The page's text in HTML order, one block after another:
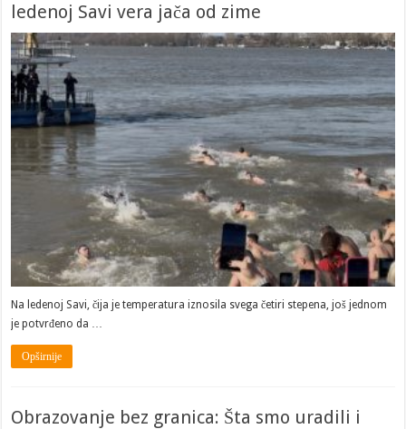
ledenoj Savi vera jača od zime
Na ledenoj Savi, čija je temperatura iznosila svega četiri stepena, još jednom
je potvrđeno da …
Opširnije
Obrazovanje bez granica: Šta smo uradili i